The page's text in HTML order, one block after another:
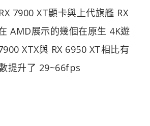
7900 XT顯卡與上代旗艦 RX
AMD展示的幾個在原生 4K遊
XTX與 RX 6950 XT相比有
提升了 29~66fps